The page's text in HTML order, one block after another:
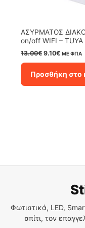
ΑΣΥΡΜΑΤΟΣ
on/off WIFI – TUYA
13.00€ Original
13.00€.
9.10€Η
είναι:
9.10€.
ΜΕ ΦΠΑ
Προσθήκη στο
Φωτιστικά, LED,
σπίτι, τον